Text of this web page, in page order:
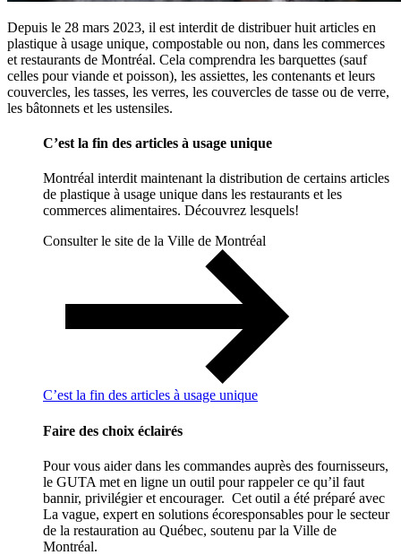
Depuis le 28 mars 2023, il est interdit de distribuer huit articles en
plastique à usage unique, compostable ou non, dans les commerces
et restaurants de Montréal. Cela comprendra les barquettes (sauf
celles pour viande et poisson), les assiettes, les contenants et leurs
couvercles, les tasses, les verres, les couvercles de tasse ou de verre,
les bâtonnets et les ustensiles.
C’est la fin des articles à usage unique
Montréal interdit maintenant la distribution de certains articles
de plastique à usage unique dans les restaurants et les
commerces alimentaires. Découvrez lesquels!
Consulter le site de la Ville de Montréal
C’est la fin des articles à usage unique
Faire des choix éclairés
Pour vous aider dans les commandes auprès des fournisseurs,
le GUTA met en ligne un outil pour rappeler ce qu’il faut
bannir, privilégier et encourager. Cet outil a été préparé avec
La vague, expert en solutions écoresponsables pour le secteur
de la restauration au Québec, soutenu par la Ville de
Montréal.